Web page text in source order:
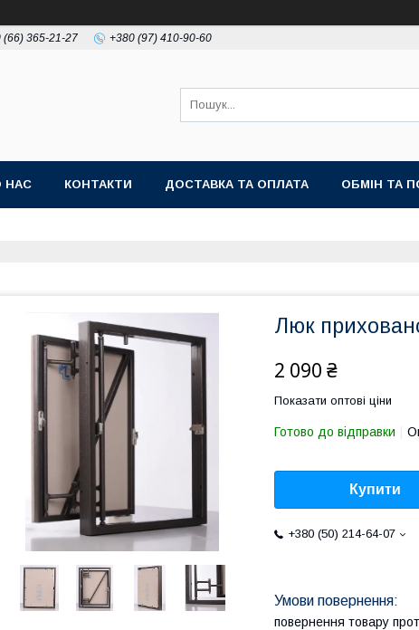
(66) 365-21-27 +380 (97) 410-90-60
НАС КОНТАКТИ ДОСТАВКА ТА ОПЛАТА ОБМІН ТА
Люк
2 090 ₴
Показати оптові ціни
Готово до відправки
Купити
+380 (50) 214-64-07
повернення товару